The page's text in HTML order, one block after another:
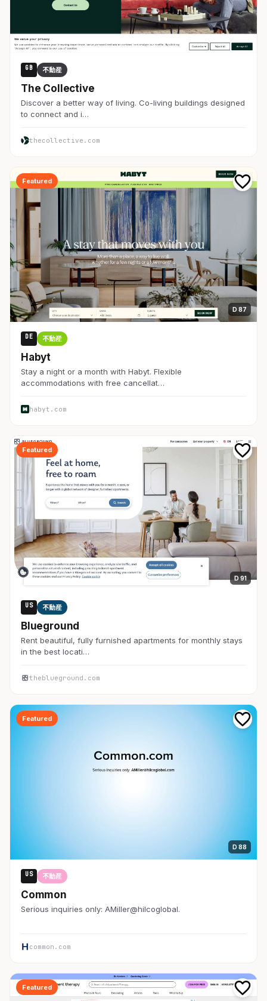
GB 不動産
The Collective
Discover a better way of living. Co-living buildings designed
to connect and i…
thecollective.com
Featured
D 87
DE 不動産
Habyt
Stay a night or a month with Habyt. Flexible
accommodations with free cancellat…
habyt.com
Featured
D 91
US 不動産
Blueground
Rent beautiful, fully furnished apartments for monthly stays
in the best locati…
theblueground.com
Featured
D 88
US 不動産
Common
Serious inquiries only: AMiller@hilcoglobal.
common.com
Featured